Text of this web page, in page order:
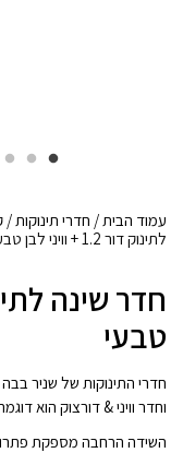
עמוד הבית / חדרי תינוקות /
לתינוק דור 1.2 + וויני לבן טבעי
טבעי
חדרי התינוקות של שניר
וחדר וויני & דורצוק הוא
השידה הרחבה מספקת פתרון